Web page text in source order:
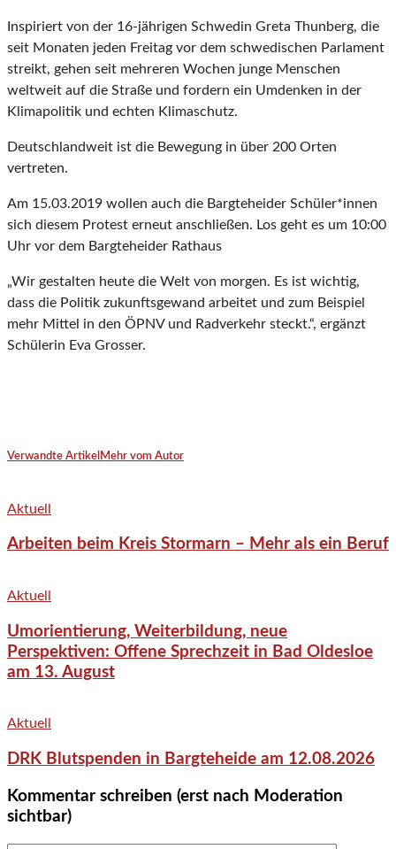
Inspiriert von der 16-jährigen Schwedin Greta Thunberg, die
seit Monaten jeden Freitag vor dem schwedischen Parlament
streikt, gehen seit mehreren Wochen junge Menschen
weltweit auf die Straße und fordern ein Umdenken in der
Klimapolitik und echten Klimaschutz.
Deutschlandweit ist die Bewegung in über 200 Orten
vertreten.
Am 15.03.2019 wollen auch die Bargteheider Schüler*innen
sich diesem Protest erneut anschließen. Los geht es um 10:00
Uhr vor dem Bargteheider Rathaus
„Wir gestalten heute die Welt von morgen. Es ist wichtig,
dass die Politik zukunftsgewand arbeitet und zum Beispiel
mehr Mittel in den ÖPNV und Radverkehr steckt.“, ergänzt
Schülerin Eva Grosser.
Verwandte Artikel Mehr vom Autor
Aktuell
Arbeiten beim Kreis Stormarn – Mehr als ein Beruf
Aktuell
Umorientierung, Weiterbildung, neue
Perspektiven: Offene Sprechzeit in Bad Oldesloe
am 13. August
Aktuell
DRK Blutspenden in Bargteheide am 12.08.2026
Kommentar schreiben (erst nach Moderation
sichtbar)